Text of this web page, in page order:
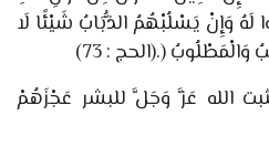
لَهُ وَإِنْ يَسْلُبْهُمُ الذُّبَابُ شَيْئًا لَا
وَالْمَطْلُوبُ(.(الحج : 73)
الله عَزَّ وَجَلَّ للبشر عَجْزَهُمْ